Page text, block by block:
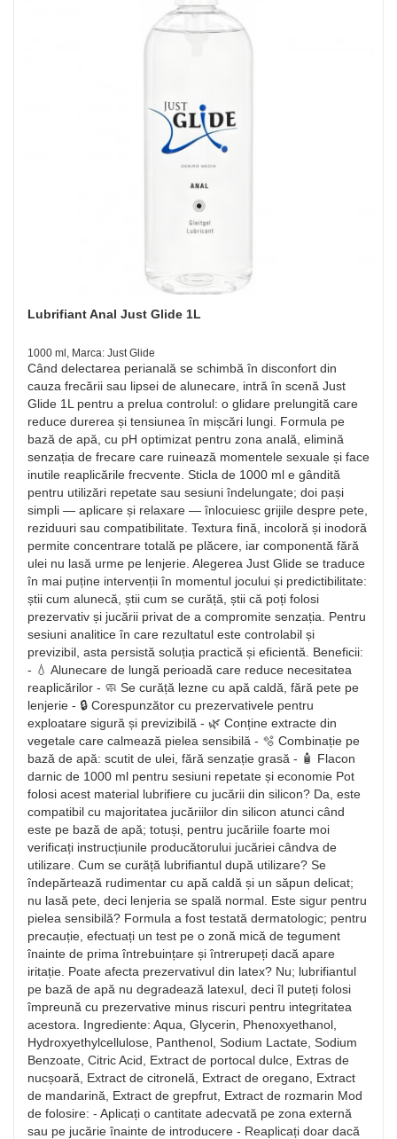
Lubrifiant Anal Just Glide 1L
1000 ml, Marca: Just Glide
Când delectarea perianală se schimbă în disconfort din
cauza frecării sau lipsei de alunecare, intră în scenă Just
Glide 1L pentru a prelua controlul: o glidare prelungită care
reduce durerea și tensiunea în mișcări lungi. Formula pe
bază de apă, cu pH optimizat pentru zona anală, elimină
senzația de frecare care ruinează momentele sexuale și face
inutile reaplicările frecvente. Sticla de 1000 ml e gândită
pentru utilizări repetate sau sesiuni îndelungate; doi pași
simpli — aplicare și relaxare — înlocuiesc grijile despre pete,
reziduuri sau compatibilitate. Textura fină, incoloră și inodoră
permite concentrare totală pe plăcere, iar componentă fără
ulei nu lasă urme pe lenjerie. Alegerea Just Glide se traduce
în mai puține intervenții în momentul jocului și predictibilitate:
știi cum alunecă, știi cum se curăță, știi că poți folosi
prezervativ și jucării privat de a compromite senzația. Pentru
sesiuni analitice în care rezultatul este controlabil și
previzibil, asta persistă soluția practică și eficientă. Beneficii:
- 💧 Alunecare de lungă perioadă care reduce necesitatea
reaplicărilor - 🧼 Se curăță lezne cu apă caldă, fără pete pe
lenjerie - 🔒 Corespunzător cu prezervativele pentru
exploatare sigură și previzibilă - 🌿 Conține extracte din
vegetale care calmează pielea sensibilă - 🫧 Combinație pe
bază de apă: scutit de ulei, fără senzație grasă - 🧴 Flacon
darnic de 1000 ml pentru sesiuni repetate și economie Pot
folosi acest material lubrifiere cu jucării din silicon? Da, este
compatibil cu majoritatea jucăriilor din silicon atunci când
este pe bază de apă; totuși, pentru jucăriile foarte moi
verificați instrucțiunile producătorului jucăriei cândva de
utilizare. Cum se curăță lubrifiantul după utilizare? Se
îndepărtează rudimentar cu apă caldă și un săpun delicat;
nu lasă pete, deci lenjeria se spală normal. Este sigur pentru
pielea sensibilă? Formula a fost testată dermatologic; pentru
precauție, efectuați un test pe o zonă mică de tegument
înainte de prima întrebuințare și întrerupeți dacă apare
iritație. Poate afecta prezervativul din latex? Nu; lubrifiantul
pe bază de apă nu degradează latexul, deci îl puteți folosi
împreună cu prezervative minus riscuri pentru integritatea
acestora. Ingrediente: Aqua, Glycerin, Phenoxyethanol,
Hydroxyethylcellulose, Panthenol, Sodium Lactate, Sodium
Benzoate, Citric Acid, Extract de portocal dulce, Extras de
nucșoară, Extract de citronelă, Extract de oregano, Extract
de mandarină, Extract de grepfrut, Extract de rozmarin Mod
de folosire: - Aplicați o cantitate adecvată pe zona externă
sau pe jucărie înainte de introducere - Reaplicați doar dacă